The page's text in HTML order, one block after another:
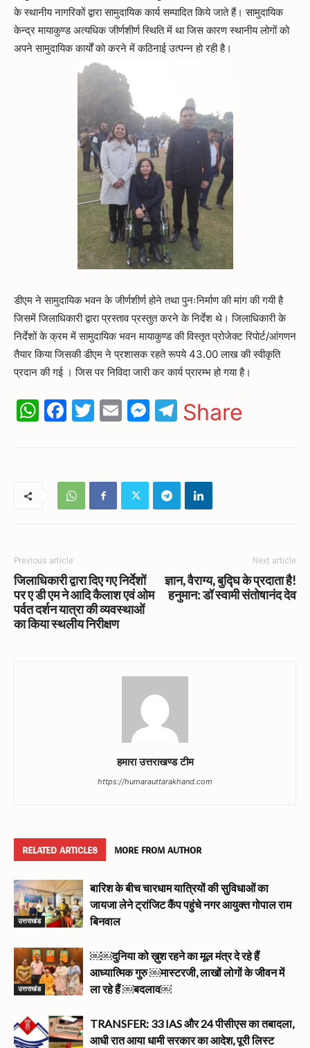
के स्थानीय नागरिकों द्वारा सामुदायिक कार्य सम्पादित किये जाते हैं। सामुदायिक
केन्द्र मायाकुण्ड अत्यधिक जीर्णशीर्ण स्थिति में था जिस कारण स्थानीय लोगों को
अपने सामुदायिक कार्यों को करने में कठिनाई उत्पन्न हो रही है।
डीएम ने सामुदायिक भवन के जीर्णशीर्ण होने तथा पुनःनिर्माण की मांग की गयी है
जिसमें जिलाधिकारी द्वारा प्रस्ताव प्रस्तुत करने के निर्देश थे। जिलाधिकारी के
निर्देशों के क्रम में सामुदायिक भवन मायाकुण्ड की विस्तृत प्रोजेक्ट रिपोर्ट/आंगणन
तैयार किया जिसकी डीएम ने प्रशासक रहते रूपये 43.00 लाख की स्वीकृति
प्रदान की गई । जिस पर निविदा जारी कर कार्य प्रारम्भ हो गया है।
WhatsApp
Facebook
Twitter
EmailMessenger
Telegram
Share
Previous article
जिलाधिकारी द्वारा दिए गए निर्देशों
पर ए डी एम ने आदि कैलाश एवं ओम
पर्वत दर्शन यात्रा की व्यवस्थाओं
का किया स्थलीय निरीक्षण
Next article
ज्ञान, वैराग्य, बुद्घि के प्रदाता है!
हनुमान: डॉ स्वामी संतोषानंद देव
हमारा उत्तराखण्ड टीम
https://humarauttarakhand.com
RELATED ARTICLES MORE FROM AUTHOR
उत्तराखंड
बारिश के बीच चारधाम यात्रियों की सुविधाओं का
जायजा लेने ट्रांजिट कैंप पहुंचे नगर आयुक्त गोपाल राम
बिनवाल
उत्तराखंड
￼￼दुनिया को ख़ुश रहने का मूल मंत्र दे रहे हैं
आध्यात्मिक गुरु ￼मास्टरजी, लाखों लोगों के जीवन में
ला रहे हैं ￼बदलाव￼
TRANSFER: 33 IAS और 24 पीसीएस का तबादला,
आधी रात आया धामी सरकार का आदेश, पूरी लिस्ट